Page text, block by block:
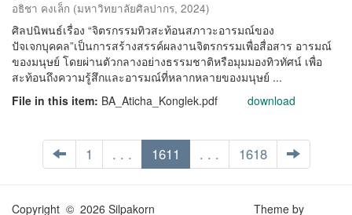
อธิชา คงเล็ก (มหาวิทยาลัยศิลปากร, 2024)
ศิลปนิพนธ์เรื่อง “จิตรกรรมทิวสะท้อนสภาวะอารมณ์ของ
ปัจเจกบุคคล”เป็นการสร้างสรรค์ผลงานจิตรกรรมเพื่อสื่อสาร อารมณ์
ของมนุษย์ โดยผ่านตัวกลางอย่างธรรมชาติหรือมุมมองทิวทัศน์ เพื่อ
สะท้อนถึงความรู้สึกและอารมณ์ที่หลากหลายของมนุษย์ ...
File in this item: BA_Aticha_Konglek.pdf download
1 . . . 1611 . . . 1618
Copyright © 2026 Silpakorn Theme by